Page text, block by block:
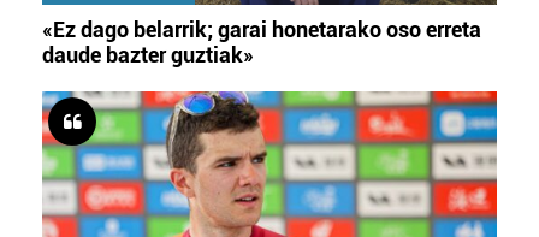
«Ez dago belarrik; garai honetarako oso erreta
daude bazter guztiak»